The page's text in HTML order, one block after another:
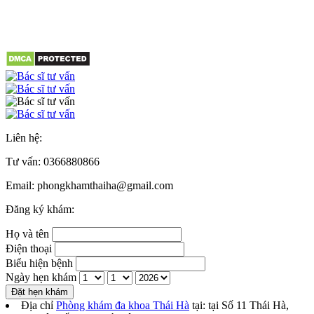
Liên hệ:
Tư vấn: 0366880866
Email: phongkhamthaiha@gmail.com
Đăng ký khám:
Họ và tên
Điện thoại
Biểu hiện bệnh
Ngày hẹn khám
Đặt hẹn khám
Địa chỉ Phòng khám đa khoa Thái Hà tại: tại Số 11 Thái Hà,